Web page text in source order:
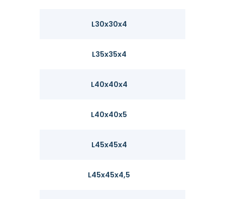
L30x30x4
L35x35x4
L40x40x4
L40x40x5
L45x45x4
L45x45x4,5